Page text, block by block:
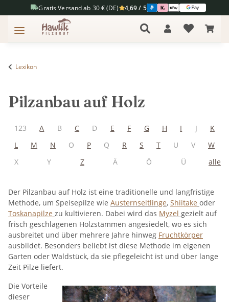
Gratis Versand ab 30 € (DE) 4,69 / 5
Lexikon
Pilzanbau auf Holz
123 A B C D E F G H I J
K
L
M N O P Q R S T U V
W
X
Y Z Ä Ö Ü alle
Der Pilzanbau auf Holz ist eine traditionelle und langfristige
Methode, um Speisepilze wie Austernseitlinge, Shiitake oder
Toskanapilze zu kultivieren. Dabei wird das Myzel gezielt auf
frisch geschlagenen Holzstämmen angesiedelt, wo es sich
ausbreitet und über mehrere Jahre hinweg Fruchtkörper
ausbildet. Besonders beliebt ist diese Methode im eigenen
Garten oder Waldstück, da sie pflegeleicht ist und über lange
Zeit Pilze liefert.
Die Vorteile
dieser